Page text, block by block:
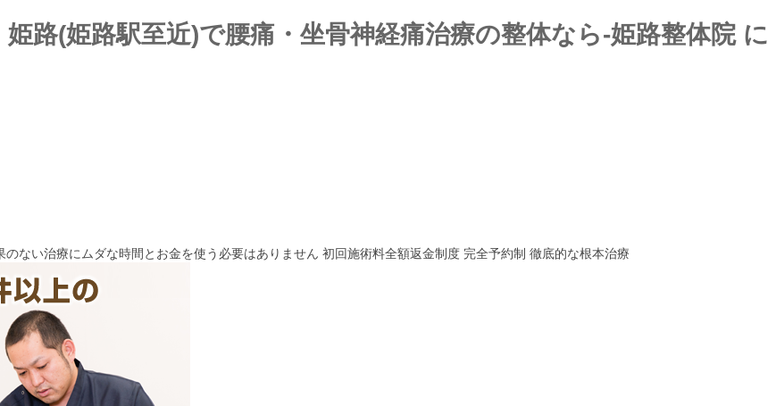
姫路(姫路駅至近)で腰痛・坐骨神経痛治療の整体なら-姫路整体院 に